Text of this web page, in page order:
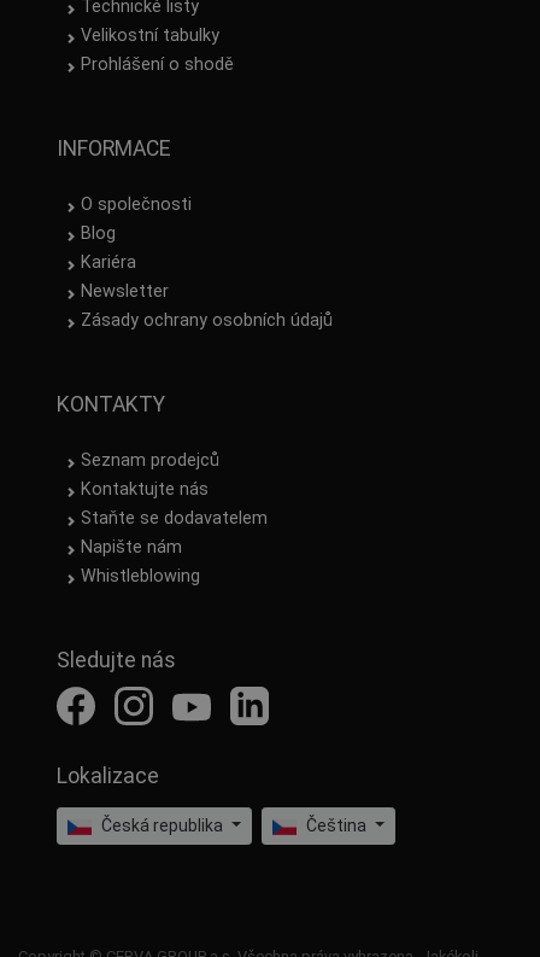
Technické listy
Velikostní tabulky
Prohlášení o shodě
INFORMACE
O společnosti
Blog
Kariéra
Newsletter
Zásady ochrany osobních údajů
KONTAKTY
Seznam prodejců
Kontaktujte nás
Staňte se dodavatelem
Napište nám
Whistleblowing
Sledujte nás
Lokalizace
Česká republika Čeština